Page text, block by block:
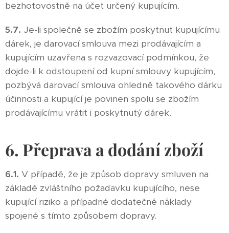
bezhotovostně na účet určený kupujícím.
5.7. Je-li společně se zbožím poskytnut kupujícímu
dárek, je darovací smlouva mezi prodávajícím a
kupujícím uzavřena s rozvazovací podmínkou, že
dojde-li k odstoupení od kupní smlouvy kupujícím,
pozbývá darovací smlouva ohledně takového dárku
účinnosti a kupující je povinen spolu se zbožím
prodávajícímu vrátit i poskytnutý dárek.
6. Přeprava a dodání zboží
6.1. V případě, že je způsob dopravy smluven na
základě zvláštního požadavku kupujícího, nese
kupující riziko a případné dodatečné náklady
spojené s tímto způsobem dopravy.